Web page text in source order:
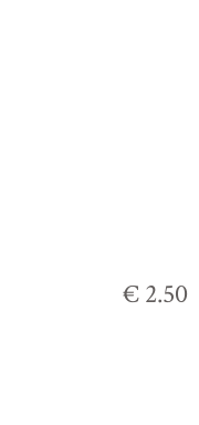
€ 2.50